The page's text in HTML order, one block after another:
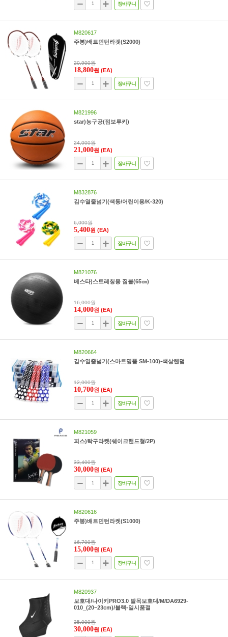
장바구니
M820617
주봉)배트민턴라켓(S2000)
20,900원
18,800원 (EA)
장바구니
M821996
star)농구공(점보루키)
24,000원
21,000원 (EA)
장바구니
M832876
김수열줄넘기(색동/어린이용/K-320)
6,000원
5,400원 (EA)
장바구니
M821076
베스타)스트레칭용 짐볼(65㎝)
16,000원
14,000원 (EA)
장바구니
M820664
김수열줄넘기(스마트명품 SM-100)-색상랜덤
12,000원
10,700원 (EA)
장바구니
M821059
피스)탁구라켓(쉐이크핸드형/2P)
33,400원
30,000원 (EA)
장바구니
M820616
주봉)배트민턴라켓(S1000)
16,700원
15,000원 (EA)
장바구니
M820937
보호대/나이키PRO3.0 발목보호대/M/DA6929-
010_(20~23cm)/블랙-일시품절
35,000원
30,000원 (EA)